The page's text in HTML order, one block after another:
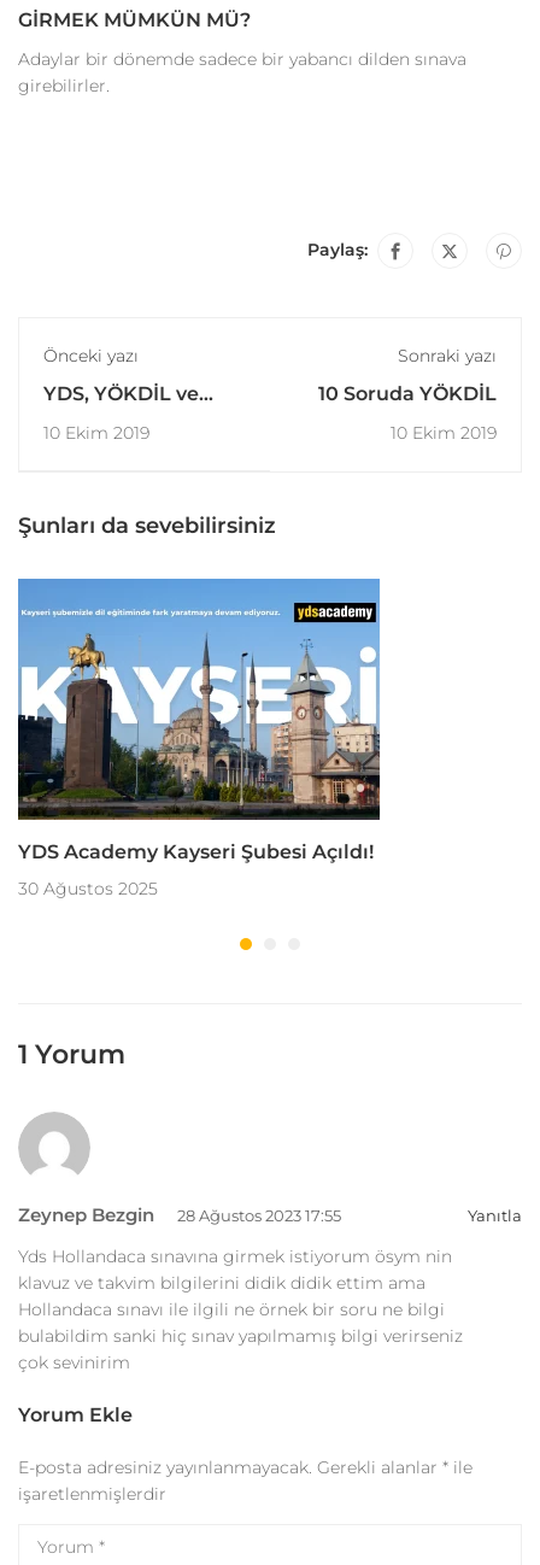
GİRMEK MÜMKÜN MÜ?
Adaylar bir dönemde sadece bir yabancı dilden sınava
girebilirler.
Paylaş:
Önceki yazı
YDS, YÖKDİL ve
YKS-DİL Sınav Günü
Bu 5 Konuya Dikkat!
10 Ekim 2019
Sonraki yazı
10 Soruda YÖKDİL
10 Ekim 2019
Şunları da sevebilirsiniz
YDS Academy Kayseri Şubesi Açıldı!
30 Ağustos 2025
1 Yorum
Zeynep Bezgin 28 Ağustos 2023 17:55 Yanıtla
Yds Hollandaca sınavına girmek istiyorum ösym nin
klavuz ve takvim bilgilerini didik didik ettim ama
Hollandaca sınavı ile ilgili ne örnek bir soru ne bilgi
bulabildim sanki hiç sınav yapılmamış bilgi verirseniz
çok sevinirim
Yorum Ekle
E-posta adresiniz yayınlanmayacak. Gerekli alanlar * ile
işaretlenmişlerdir